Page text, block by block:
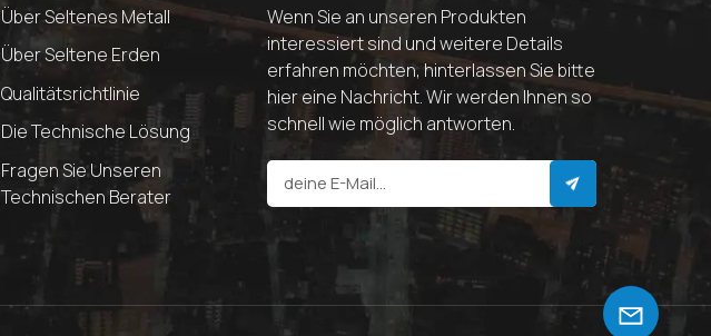
Über Seltenes Metall
Über Seltene Erden
Qualitätsrichtlinie
Die Technische Lösung
Fragen Sie Unseren
Technischen Berater
Wenn Sie an unseren Produkten
interessiert sind und weitere Details
erfahren möchten, hinterlassen Sie bitte
hier eine Nachricht. Wir werden Ihnen so
schnell wie möglich antworten.